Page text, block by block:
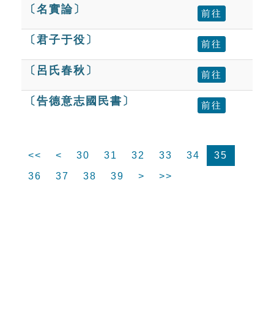
〔名實論〕 前往
〔君子于役〕 前往
〔呂氏春秋〕 前往
〔告德意志國民書〕 前往
<< < 30 31 32 33 34
35
36
37 38 39 > >>